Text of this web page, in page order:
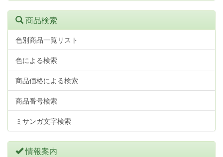
商品検索
色別商品一覧リスト
色による検索
商品価格による検索
商品番号検索
ミサンガ文字検索
情報案内